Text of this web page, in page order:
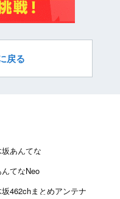
戻る
坂あんてな
てなNeo
坂462chまとめアンテナ